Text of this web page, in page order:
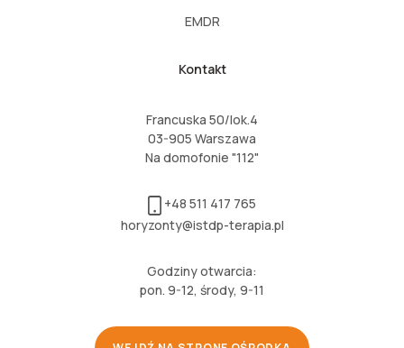
EMDR
Kontakt
Francuska 50/lok.4
03-905 Warszawa
Na domofonie "112"
+48 511 417 765
horyzonty@istdp-terapia.pl
Godziny otwarcia:
pon. 9-12, środy, 9-11